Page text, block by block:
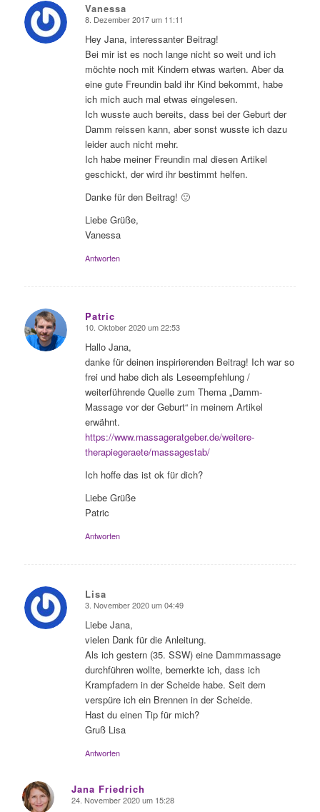
Vanessa
sagte:
8. Dezember 2017 um 11:11
Hey Jana, interessanter Beitrag!
Bei mir ist es noch lange nicht so weit und ich
möchte noch mit Kindern etwas warten. Aber da
eine gute Freundin bald ihr Kind bekommt, habe
ich mich auch mal etwas eingelesen.
Ich wusste auch bereits, dass bei der Geburt der
Damm reissen kann, aber sonst wusste ich dazu
leider auch nicht mehr.
Ich habe meiner Freundin mal diesen Artikel
geschickt, der wird ihr bestimmt helfen.
Danke für den Beitrag! 🙂
Liebe Grüße,
Vanessa
Antworten
Patric
sagte:
10. Oktober 2020 um 22:53
Hallo Jana,
danke für deinen inspirierenden Beitrag! Ich war so
frei und habe dich als Leseempfehlung /
weiterführende Quelle zum Thema „Damm-
Massage vor der Geburt“ in meinem Artikel
erwähnt.
https://www.massageratgeber.de/weitere-
therapiegeraete/massagestab/
Ich hoffe das ist ok für dich?
Liebe Grüße
Patric
Antworten
Lisa
sagte:
3. November 2020 um 04:49
Liebe Jana,
vielen Dank für die Anleitung.
Als ich gestern (35. SSW) eine Dammmassage
durchführen wollte, bemerkte ich, dass ich
Krampfadern in der Scheide habe. Seit dem
verspüre ich ein Brennen in der Scheide.
Hast du einen Tip für mich?
Gruß Lisa
Antworten
Jana Friedrich
sagte:
24. November 2020 um 15:28